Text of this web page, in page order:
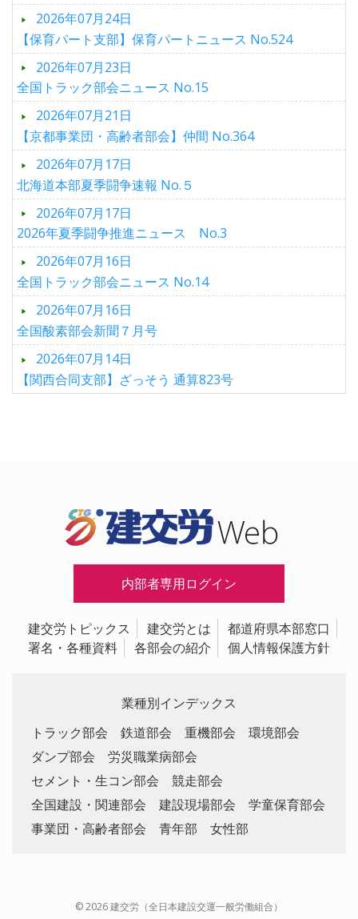
2026年07月24日
【保育パート支部】保育パートニュース No.524
2026年07月23日
全国トラック部会ニュース No.15
2026年07月21日
【京都事業団・高齢者部会】仲間 No.364
2026年07月17日
北海道本部夏季闘争速報 No.５
2026年07月17日
2026年夏季闘争推進ニュース No.3
2026年07月16日
全国トラック部会ニュース No.14
2026年07月16日
全国酸素部会新聞７月号
2026年07月14日
【関西合同支部】ざっそう 通算823号
内部者専用ログイン
建交労トピックス 建交労とは
都道府県本部窓口
署名・各種資料
各部会の紹介 個人情報保護方針
業種別インデックス
トラック部会
鉄道部会 重機部会
環境部会
ダンプ部会
労災職業病部会
セメント・生コン部会
競走部会
全国建設・関連部会
建設現場部会
学童保育部会
事業団・高齢者部会
青年部 女性部
© 2026 建交労（全日本建設交運一般労働組合）